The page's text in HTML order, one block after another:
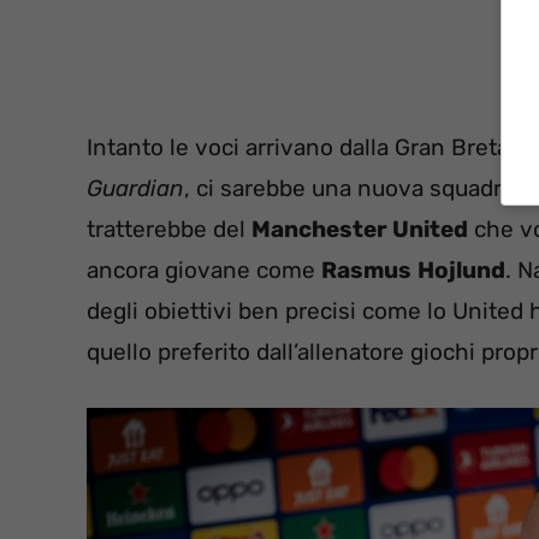
Intanto le voci arrivano dalla Gran
Guardian, ci sarebbe una nuova squadra
tratterebbe del Manchester United che
ancora giovane come Rasmus Hojlund.
degli obiettivi ben precisi come lo United
quello preferito dall’allenatore giochi